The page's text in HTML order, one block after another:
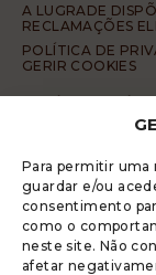
Para permitir uma
guardar e/ou
consentimento
como o
neste site. Não
afetar
A LUGRADE
RECLAMAÇÕES
POLÍTICA DE
GERIR COOKIES
CÓDIGO DE
© 2017 Rui Veríssimo